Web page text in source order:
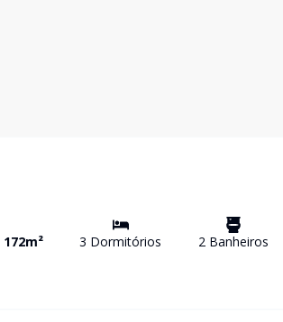
172m² 3 Dormitórios 2Banheiros